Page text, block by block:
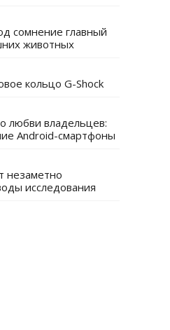
сомнение главный
животных
кольцо G-Shock
любви владельцев:
Android-смартфоны
незаметно
исследования